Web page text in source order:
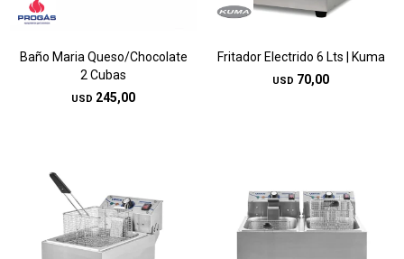
Baño Maria Queso/Chocolate
2 Cubas
USD 245,00
Fritador Electrido 6 Lts | Kuma
USD 70,00